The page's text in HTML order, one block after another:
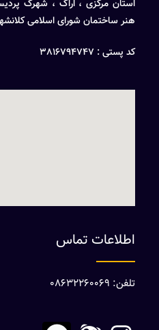
استان مرکزی ، اراک ، شهرک
هنر ساختمان شورای اسلامی
کد پستی : 3816794747
اطلاعات تماس
تلفن: 08632260069